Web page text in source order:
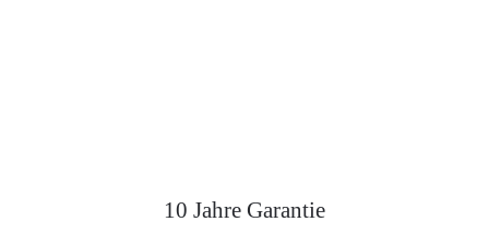
10 Jahre Garantie